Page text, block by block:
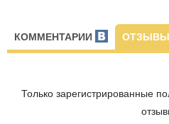
КОММЕНТАРИИ ОТЗЫВЫ
Только зарегистрированные